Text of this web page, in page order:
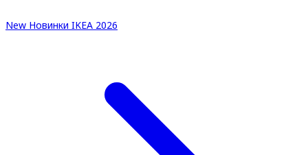
New Новинки IKEA 2026